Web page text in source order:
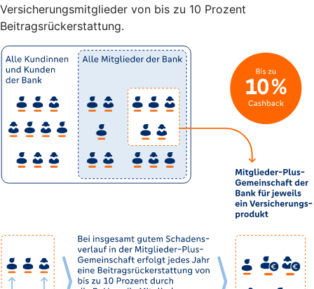
Versicherungsmitglieder von bis zu 10 Prozent
Beitragsrückerstattung.